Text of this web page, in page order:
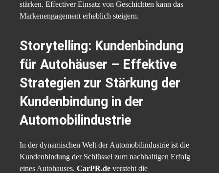
stärken. Effectiver Einsatz von Geschichten kann das
Markenengagement erheblich steigern.
Storytelling: Kundenbindung
für Autohäuser – Effektive
Strategien zur Stärkung der
Kundenbindung in der
Automobilindustrie
In der dynamischen Welt der Automobilindustrie ist die
Kundenbindung der Schlüssel zum nachhaltigen Erfolg
eines Autohauses. CarPR.de versteht die